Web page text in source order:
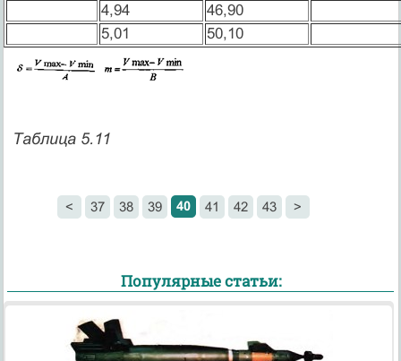
4,94
46,90
5,01
50,10
Таблица 5.11
< 37 38 39 40 41 42 43 >
Популярные статьи: